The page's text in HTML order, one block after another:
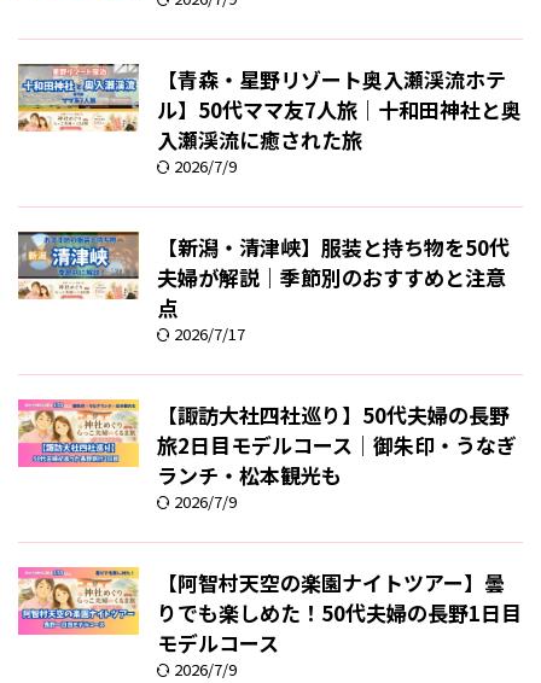
【青森・星野リゾート奥入瀬渓流ホテ
ル】50代ママ友7人旅｜十和田神社と奥
入瀬渓流に癒された旅
2026/7/9
【新潟・清津峡】服装と持ち物を50代
夫婦が解説｜季節別のおすすめと注意
点
2026/7/17
【諏訪大社四社巡り】50代夫婦の長野
旅2日目モデルコース｜御朱印・うなぎ
ランチ・松本観光も
2026/7/9
【阿智村天空の楽園ナイトツアー】曇
りでも楽しめた！50代夫婦の長野1日目
モデルコース
2026/7/9